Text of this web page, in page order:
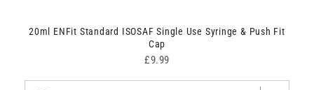
20ml ENFit Standard ISOSAF Single Use Syringe & Push Fit
Cap
Price
£9.99